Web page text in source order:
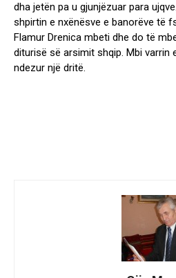
dha jetën pa u gjunjëzuar para
shpirtin e nxënësve e banorëve të
Flamur Drenica mbeti dhe do të
diturisë së arsimit shqip. Mbi varrin
ndezur një dritë.